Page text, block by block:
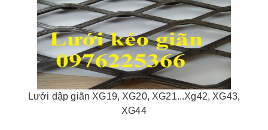
Lưới dập giãn XG19, XG20, XG21...Xg42, XG43,
XG44